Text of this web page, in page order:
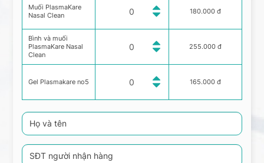
Muối PlasmaKare
Nasal Clean
Bình và muối
PlasmaKare Nasal
Clean
Gel Plasmakare no5
180.000 đ
255.000 đ
165.000 đ